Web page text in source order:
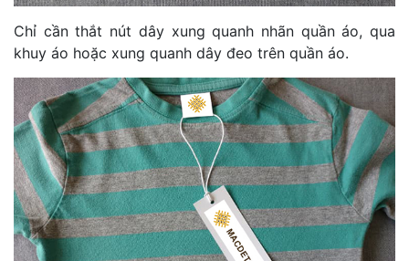
Chỉ cần thắt nút dây xung quanh nhãn quần áo, qua
khuy áo hoặc xung quanh dây đeo trên quần áo.